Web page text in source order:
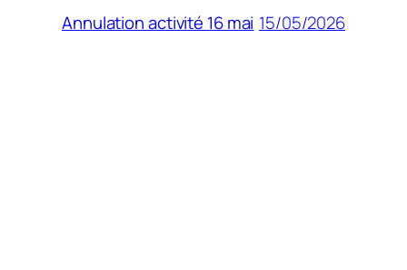
Annulation activité 16 mai 15/05/2026